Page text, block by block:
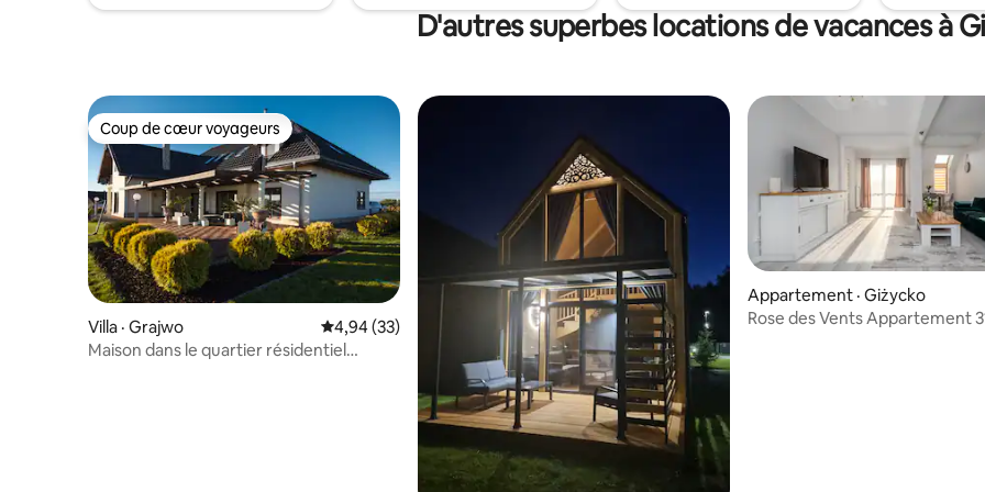
D'autres superbes locations de vacances à
Coup de cœur voyageurs
Coup de cœur voyageurs
Villa · Grajwo Note moyenne de 4,94 sur 5, 33 commentaires
4,94 (33)
Maison dans le quartier résidentiel
Appartement · Giżycko
Rose des Vents Appartement